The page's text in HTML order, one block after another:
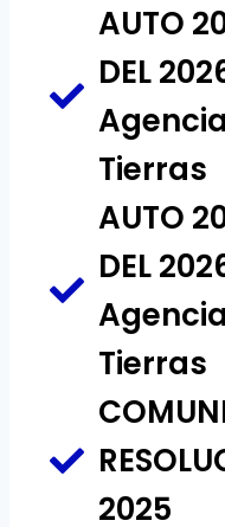
AUTO
DEL
Tierras
AUTO
DEL
Tierras
2025